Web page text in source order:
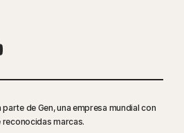
web o blogs) y en Hulu.com (pero
ocho productos de VPN líderes
de Gen, una empresa mundial con
reconocidas marcas.